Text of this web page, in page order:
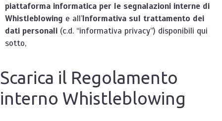
piattaforma informatica per le segnalazioni interne di
Whistleblowing e all’Informativa sul trattamento dei
dati personali (c.d. “informativa privacy”) disponibili qui
sotto,
Scarica il Regolamento
interno Whistleblowing